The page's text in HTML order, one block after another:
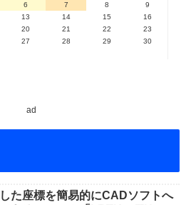
6 7 8
9
13 14 15
16
20 21 22
23
27 28 29
30
ad
た座標を簡易的にCADソフトへ